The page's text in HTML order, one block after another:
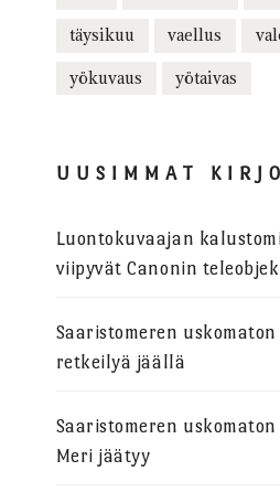
täysikuu vaellus
yökuvaus yötaivas
UUSIMMAT
Luontokuvaajan
viipyvät Canonin
Saaristomeren
retkeilyä jäällä
Saaristomeren
Meri jäätyy